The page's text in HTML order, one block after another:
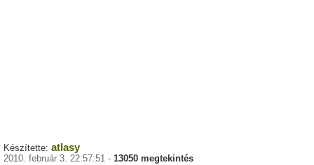
Készítette: atlasy
2010. február 3. 22:57:51 - 13050 megtekintés